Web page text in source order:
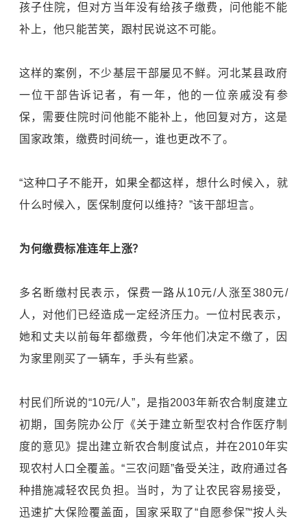
孩子住院，但对方当年没有给孩子缴费，问他能不能
补上，他只能苦笑，跟村民说这不可能。
这样的案例，不少基层干部屡见不鲜。河北某县政府
一位干部告诉记者，有一年，他的一位亲戚没有参
保，需要住院时问他能不能补上，他回复对方，这是
国家政策，缴费时间统一，谁也更改不了。
“这种口子不能开，如果全都这样，想什么时候入，就
什么时候入，医保制度何以维持？”该干部坦言。
为何缴费标准连年上涨？
多名断缴村民表示，保费一路从10元/人涨至380元/
人，对他们已经造成一定经济压力。一位村民表示，
她和丈夫以前每年都缴费，今年他们决定不缴了，因
为家里刚买了一辆车，手头有些紧。
村民们所说的“10元/人”，是指2003年新农合制度建立
初期，国务院办公厅《关于建立新型农村合作医疗制
度的意见》提出建立新农合制度试点，并在2010年实
现农村人口全覆盖。“三农问题”备受关注，政府通过各
种措施减轻农民负担。当时，为了让农民容易接受，
迅速扩大保险覆盖面，国家采取了“自愿参保”“按人头